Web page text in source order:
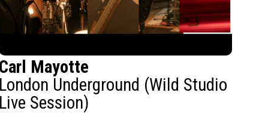
Carl Mayotte
London Underground (Wild Studio
Live Session)